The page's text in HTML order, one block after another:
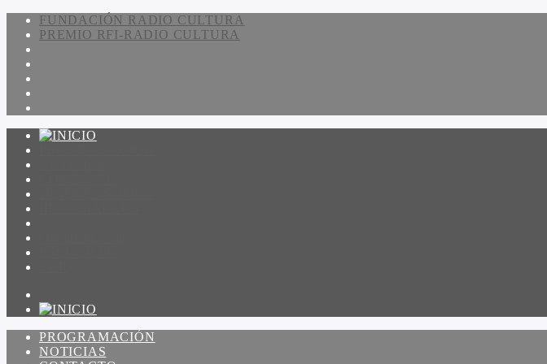
FUNDACIÓN RADIO CULTURA
PREMIO RFI-RADIO CULTURA
PROGRAMACIÓN
NOTICIAS